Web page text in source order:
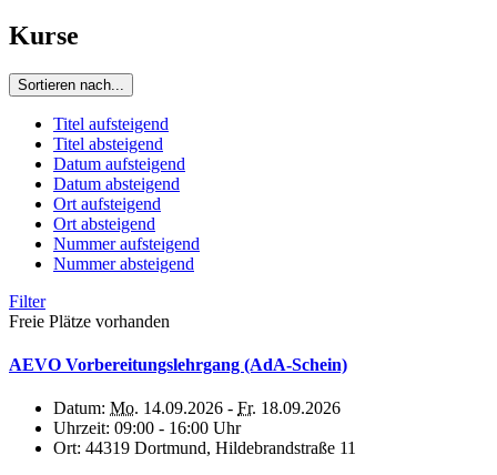
Kurse
Sortieren nach...
Titel aufsteigend
Titel absteigend
Datum aufsteigend
Datum absteigend
Ort aufsteigend
Ort absteigend
Nummer aufsteigend
Nummer absteigend
Filter
Freie Plätze vorhanden
AEVO Vorbereitungslehrgang (AdA-Schein)
Datum: Mo. 14.09.2026 - Fr. 18.09.2026
Uhrzeit: 09:00 - 16:00 Uhr
Ort: 44319 Dortmund, Hildebrandstraße 11